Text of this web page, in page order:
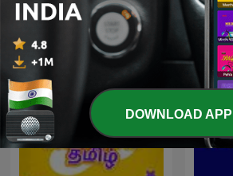
Story With Anvi, Stories
For Kids In Hindi
DOWNLOAD APP